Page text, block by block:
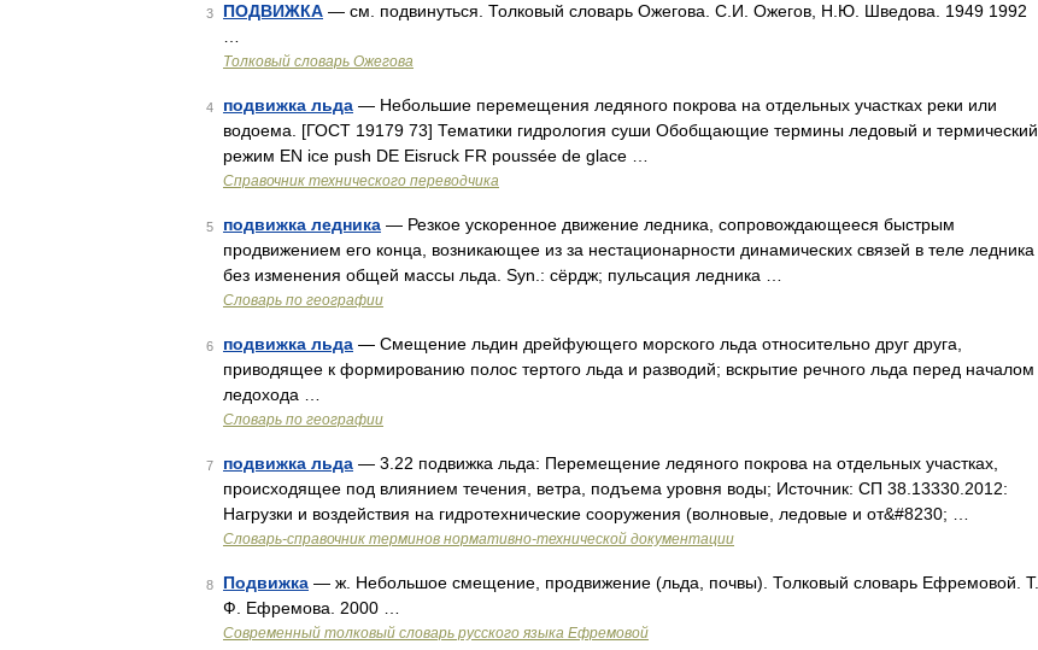
3 ПОДВИЖКА — см. подвинуться. Толковый словарь Ожегова. С.И. Ожегов, Н.Ю. Шведова. 1949 1992
Толковый словарь Ожегова
4 подвижка льда — Небольшие перемещения ледяного покрова на отдельных участках реки или
водоема. [ГОСТ 19179 73] Тематики гидрология суши Обобщающие термины ледовый и термический
режим EN ice push DE Eisruck FR poussée de glace …
Справочник технического переводчика
5 подвижка ледника — Резкое ускоренное движение ледника, сопровождающееся быстрым
продвижением его конца, возникающее из за нестационарности динамических связей в теле ледника
без изменения общей массы льда. Syn.: сёрдж; пульсация ледника …
Словарь по географии
6 подвижка льда — Смещение льдин дрейфующего морского льда относительно друг друга,
приводящее к формированию полос тертого льда и разводий; вскрытие речного льда перед началом
ледохода …
Словарь по географии
7 подвижка льда — 3.22 подвижка льда: Перемещение ледяного покрова на отдельных участках,
происходящее под влиянием течения, ветра, подъема уровня воды; Источник: СП 38.13330.2012:
Нагрузки и воздействия на гидротехнические сооружения (волновые, ледовые и от&#8230; …
Словарь-справочник терминов нормативно-технической документации
8 Подвижка — ж. Небольшое смещение, продвижение (льда, почвы). Толковый словарь Ефремовой. Т.
Ф. Ефремова. 2000 …
Современный толковый словарь русского языка Ефремовой